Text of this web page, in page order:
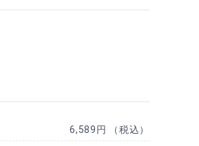
6,589円 （税込）